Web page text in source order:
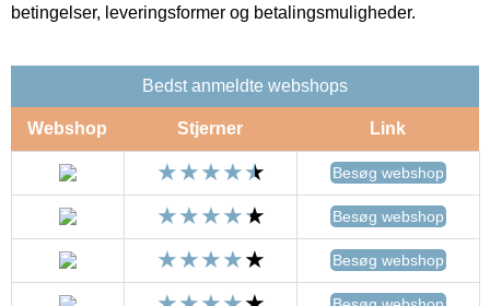
betingelser, leveringsformer og betalingsmuligheder.
Bedst anmeldte webshops
Webshop Stjerner Link
Besøg webshop
Besøg webshop
Besøg webshop